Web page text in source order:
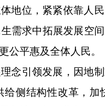
位，紧紧依靠人
需求中拓展发展空
公平惠及全体人民。
引领发展，因地
侧结构性改革，